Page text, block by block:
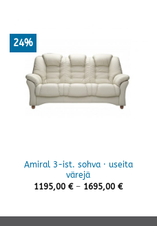
24%
Amiral 3-ist. sohva · useita
värejä
1195,00 € – 1695,00 €